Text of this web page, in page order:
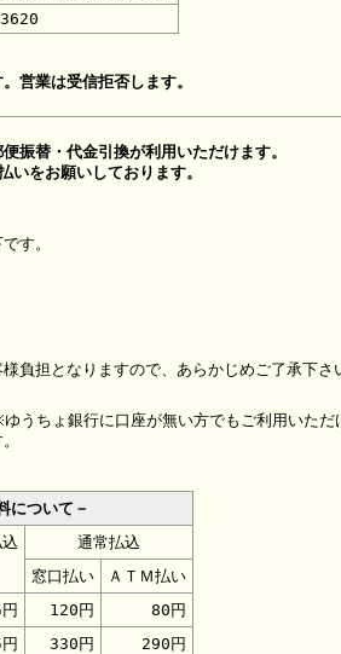
営業は受信拒否します。
振替・代金引換が利用いただけます。
いをお願いしております。
す。
負担となりますので、あらかじめご了承下さ
うちょ銀行に口座が無い方でもご利用いただ
について－
通常払込
窓口払い
ＡＴＭ払い
120円
80円
330円
290円